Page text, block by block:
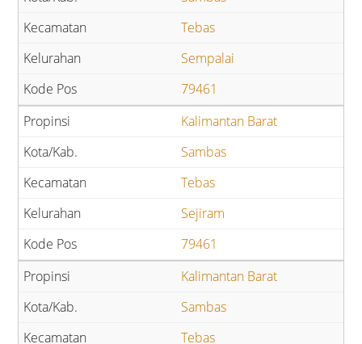
Tebas
Sempalai
79461
Kalimantan Barat
Sambas
Tebas
Sejiram
79461
Kalimantan Barat
Sambas
Tebas